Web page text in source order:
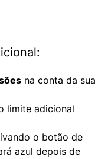
na conta da sua
limite adicional
o botão de
azul depois de